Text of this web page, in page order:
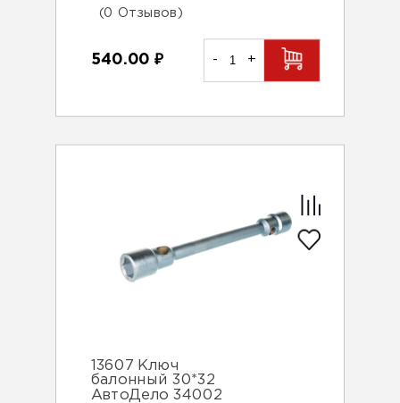
(0 Отзывов)
540.00 ₽ - +
13607 Ключ
балонный 30*32
АвтоДело 34002